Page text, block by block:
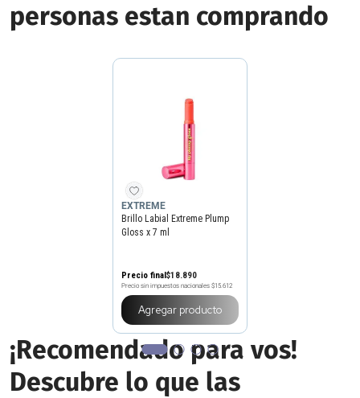
personas estan comprando
EXTREME
Brillo Labial Extreme Plump
Gloss x 7 ml
Precio final$18.890
Precio sin impuestos nacionales $15.612
Agregar producto
¡Recomendado para vos!
Descubre lo que las